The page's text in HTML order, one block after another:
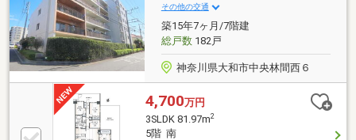
その他の交通
築15年7ヶ月/7階建
総戸数182戸
神奈川県大和市中央林間西６
4,700万円
3SLDK 81.97m2
5階 南